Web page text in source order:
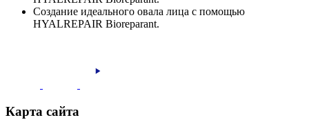
Создание идеального овала лица с помощью
HYALREPAIR Bioreparant.
Карта сайта